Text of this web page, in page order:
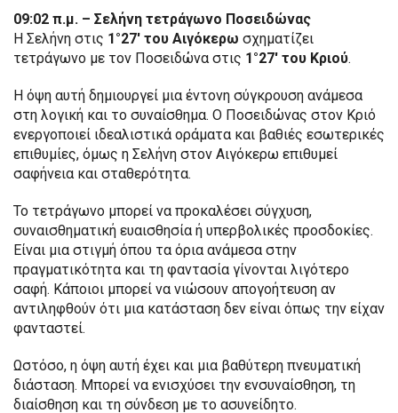
09:02 π.μ. – Σελήνη τετράγωνο Ποσειδώνας
Η Σελήνη στις 1°27′ του Αιγόκερω σχηματίζει
τετράγωνο με τον Ποσειδώνα στις 1°27′ του Κριού.
Η όψη αυτή δημιουργεί μια έντονη σύγκρουση ανάμεσα
στη λογική και το συναίσθημα. Ο Ποσειδώνας στον Κριό
ενεργοποιεί ιδεαλιστικά οράματα και βαθιές εσωτερικές
επιθυμίες, όμως η Σελήνη στον Αιγόκερω επιθυμεί
σαφήνεια και σταθερότητα.
Το τετράγωνο μπορεί να προκαλέσει σύγχυση,
συναισθηματική ευαισθησία ή υπερβολικές προσδοκίες.
Είναι μια στιγμή όπου τα όρια ανάμεσα στην
πραγματικότητα και τη φαντασία γίνονται λιγότερο
σαφή. Κάποιοι μπορεί να νιώσουν απογοήτευση αν
αντιληφθούν ότι μια κατάσταση δεν είναι όπως την είχαν
φανταστεί.
Ωστόσο, η όψη αυτή έχει και μια βαθύτερη πνευματική
διάσταση. Μπορεί να ενισχύσει την ενσυναίσθηση, τη
διαίσθηση και τη σύνδεση με το ασυνείδητο.